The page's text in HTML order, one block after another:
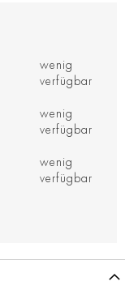
wenig
verfügbar
wenig
verfügbar
wenig
verfügbar